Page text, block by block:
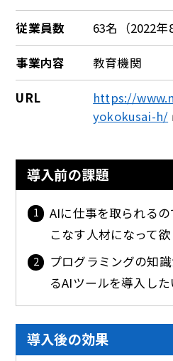
従業員数 63名（2022年8
事業内容 教育機関
URL
https://
yokokusai-h/
導入前の課題
AIに仕事を取られる
こなす人材になって
プログラミングの知
るAIツールを導入した
導入後の効果